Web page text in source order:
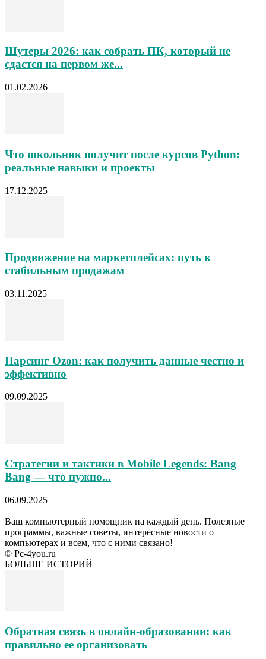
Шутеры 2026: как собрать ПК, который не
сдастся на первом же...
01.02.2026
Что школьник получит после курсов Python:
реальные навыки и проекты
17.12.2025
Продвижение на маркетплейсах: путь к
стабильным продажам
03.11.2025
Парсинг Ozon: как получить данные честно и
эффективно
09.09.2025
Стратегии и тактики в Mobile Legends: Bang
Bang — что нужно...
06.09.2025
Ваш компьютерный помощник на каждый день. Полезные
программы, важные советы, интересные новости о
компьютерах и всем, что с ними связано!
© Pc-4you.ru
БОЛЬШЕ ИСТОРИЙ
Обратная связь в онлайн-образовании: как
правильно ее организовать